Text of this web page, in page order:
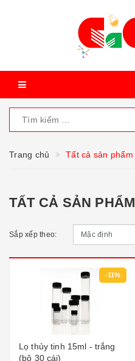
Trang chủ Tất cả sản phẩm
TẤT CẢ SẢN PHẨM
Sắp xếp theo:
-11%
Lọ thủy tinh 15ml - trắng
(bộ 30 cái)